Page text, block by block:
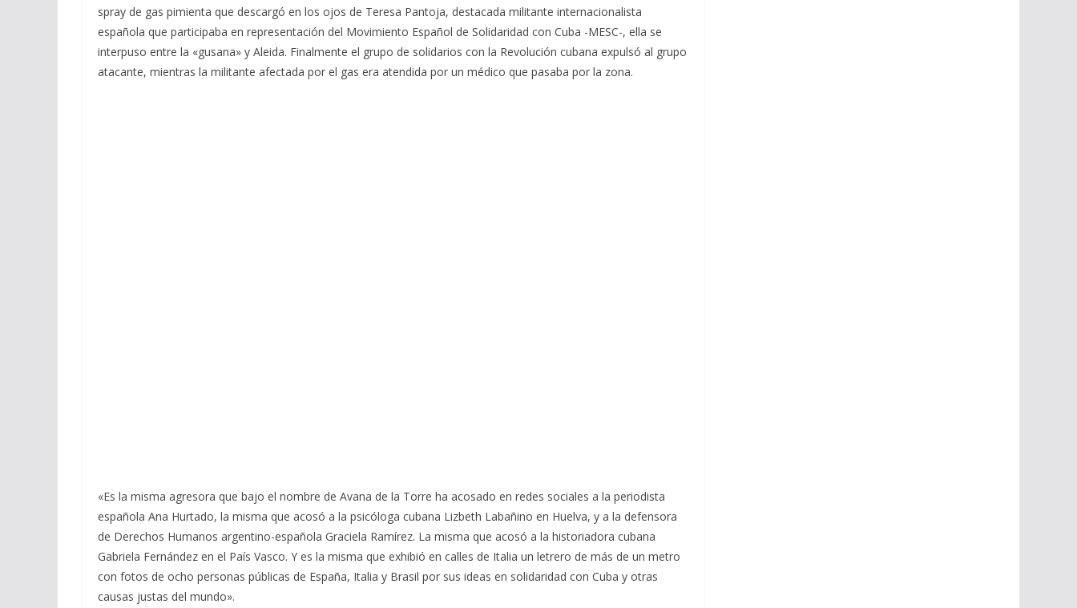
spray de gas pimienta que descargó en los ojos de Teresa Pantoja, destacada militante internacionalista
española que participaba en representación del Movimiento Español de Solidaridad con Cuba -MESC-, ella se
interpuso entre la «gusana» y Aleida. Finalmente el grupo de solidarios con la Revolución cubana expulsó al grupo
atacante, mientras la militante afectada por el gas era atendida por un médico que pasaba por la zona.
«Es la misma agresora que bajo el nombre de Avana de la Torre ha acosado en redes sociales a la periodista
española Ana Hurtado, la misma que acosó a la psicóloga cubana Lizbeth Labañino en Huelva, y a la defensora
de Derechos Humanos argentino-española Graciela Ramírez. La misma que acosó a la historiadora cubana
Gabriela Fernández en el País Vasco. Y es la misma que exhibió en calles de Italia un letrero de más de un metro
con fotos de ocho personas públicas de España, Italia y Brasil por sus ideas en solidaridad con Cuba y otras
causas justas del mundo».